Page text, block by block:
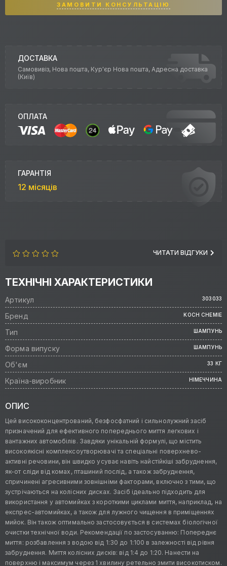
ЧИТАТИ ВІДГУКИ
ТЕХНІЧНІ ХАРАКТЕРИСТИКИ
Артикул 303033
Бренд KOCH CHEMIE
Тип ШАМПУНЬ
Форма випуску ШАМПУНЬ
Об'єм 33 КГ
Країна-виробник НІМЕЧЧИНА
ЗАМОВИТИ КОНСУЛЬТАЦІЮ
ДОСТАВКА
Самовивіз, Нова пошта, Кур'єр Нова пошта, Адресна доставка
(Київ)
ОПЛАТА
ГАРАНТІЯ
12 місяців
ОПИС
Цей висококонцентрований, безфосфатний і сильнолужний засіб
призначений для ефективного попереднього миття легкових і
вантажних автомобілів. Завдяки унікальній формулі, що містить
високоякісні комплексоутворювачі та спеціальні поверхнево-
активні речовини, він швидко усуває навіть найстійкіші забруднення,
як-от сліди від комах, пташиний послід, а також забруднення,
спричинені агресивними зовнішніми факторами, включно з тими, що
зустрічаються на колісних дисках. Засіб ідеально підходить для
використання у автомийках з короткими циклами миття, наприклад, на
експрес-автомийках, а також для лужного чищення в приміщеннях
мийок. Він також оптимально застосовується в системах біологічної
очистки технічної води. Рекомендації по застосуванню: Попереднє
миття: розбавлення з водою від 1:30 до 1:100 в залежності від рівня
забруднення. Миття колісних дисків: від 1:4 до 1:20. Нанести на
поверхню і максимум через 1 хвилину ретельно змити високотиском.